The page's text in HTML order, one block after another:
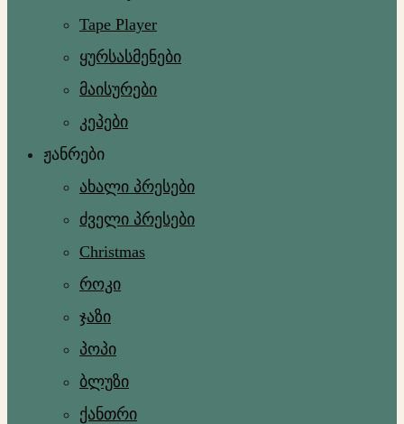
Tape Player
ყურსასმენები
მაისურები
კეპები
ჟანრები
ახალი პრესები
ძველი პრესები
Christmas
როკი
ჯაზი
პოპი
ბლუზი
ქანთრი